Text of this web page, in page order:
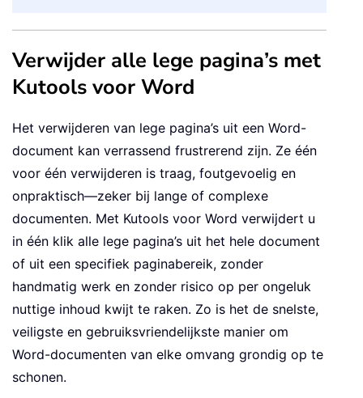
Verwijder alle lege pagina’s met
Kutools voor Word
Het verwijderen van lege pagina’s uit een Word-
document kan verrassend frustrerend zijn. Ze één
voor één verwijderen is traag, foutgevoelig en
onpraktisch—zeker bij lange of complexe
documenten. Met Kutools voor Word verwijdert u
in één klik alle lege pagina’s uit het hele document
of uit een specifiek paginabereik, zonder
handmatig werk en zonder risico op per ongeluk
nuttige inhoud kwijt te raken. Zo is het de snelste,
veiligste en gebruiksvriendelijkste manier om
Word-documenten van elke omvang grondig op te
schonen.